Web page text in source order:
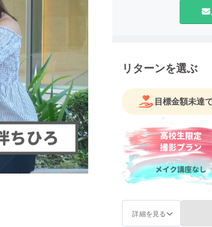
リターンを選ぶ
目標金額未達
詳細を見る